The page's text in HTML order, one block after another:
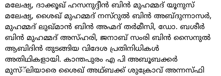
മലേഷ്യ, ദാക്കൂഖ് ഹസനുദ്ദീൻ ബിൻ മുഹമ്മദ് യൂനുസ്
മലേഷ്യ, ശൈഖ് മുഹമ്മദ് നസ്റുൽ ബിൻ അബ്ദുന്നാസർ,
മുഹമ്മദ് ലുഖ്മാൻ ബിൻ അഹ്മദ് തർമീസി, ഡോ. ബശീർ
ബിൻ മുഹമ്മദ് അസ്ഹരി, ജനാബ് സംരി ബിൻ സൈനുൽ
ആബിദിൻ തുടങ്ങിയ വിദേശ പ്രതിനിധികൾ
അതിഥികളായി. കാന്തപുരം എ പി അബൂബക്കർ
മുസ്്ലിയാരെ ശൈഖ് അഥ്ബക്ക് ശുക്രോവ് അന്നസ്ഫി